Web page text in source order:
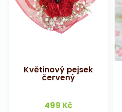
Květinový pejsek
červený
499 Kč